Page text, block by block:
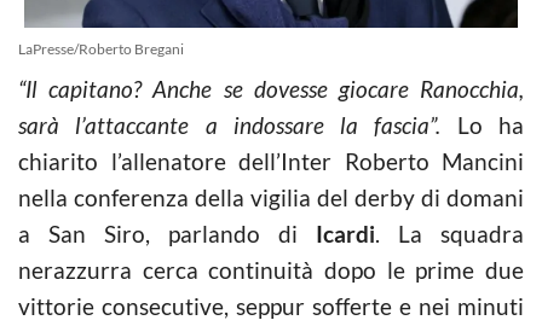
LaPresse/Roberto Bregani
“Il capitano? Anche se dovesse giocare Ranocchia,
sarà l’attaccante a indossare la fascia”. Lo ha
chiarito l’allenatore dell’Inter Roberto Mancini
nella conferenza della vigilia del derby di domani
a San Siro, parlando di Icardi. La squadra
nerazzurra cerca continuità dopo le prime due
vittorie consecutive, seppur sofferte e nei minuti